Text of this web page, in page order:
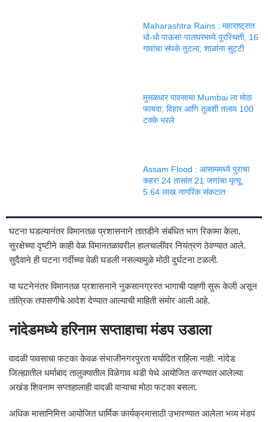
Maharashtra Rains : महाराष्ट्रात
धो-धो पाऊस! पालघरमध्ये पूरस्थिती, 16
गावांचा संपर्क तुटला; शाळांना सुट्टी
मुसळधार पावसाचा Mumbai ला मोठा
फायदा; विहार आणि तुळशी तलाव 100
टक्के भरले
Assam Flood : आसाममध्ये पुराचा
कहर! 24 तासांत 21 जणांचा मृत्यू,
5.64 लाख नागरिक संकटात
घटना घडल्यानंतर विमानतळ प्रशासनाने तातडीने संबंधित भाग रिकामा केला.
सुरक्षेच्या दृष्टीने काही वेळ विमानतळावरील हालचालींवर नियंत्रण ठेवण्यात आले.
सुदैवाने ही घटना गर्दीच्या वेळी घडली नसल्यामुळे मोठी दुर्घटना टळली.
या घटनेनंतर विमानतळ प्रशासनाने नुकसानग्रस्त भागाची पाहणी सुरू केली असून
तांत्रिक तपासणीचे आदेश देण्यात आल्याची माहिती समोर आली आहे.
नांदेडमध्ये हरिनाम सप्ताहाचा मंडप उडाला
वादळी पावसाचा फटका केवळ संभाजीनगरपुरता मर्यादित राहिला नाही. नांदेड
जिल्ह्यातील धर्माबाद तालुक्यातील विळेगाव थडी येथे आयोजित करण्यात आलेल्या
अखंड शिवनाम सप्ताहालाही वादळी वाऱ्याचा मोठा फटका बसला.
अधिक मासानिमित्त आयोजित धार्मिक कार्यक्रमासाठी उभारण्यात आलेला भव्य मंडप